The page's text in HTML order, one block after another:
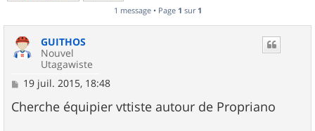
1 message • Page 1 sur 1
GUITHOS
Nouvel
Utagawiste
M
s
s
19 juil. 2015, 18:48
Cherche équipier vttiste autour de Propriano